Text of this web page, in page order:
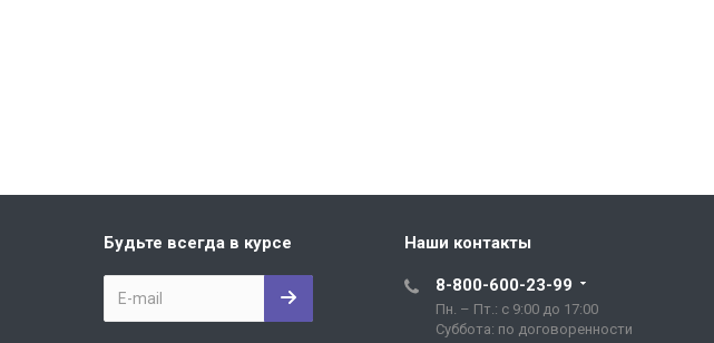
Будьте всегда в курсе Наши контакты
8-800-600-23-99
Пн. – Пт.: с 9:00 до 17:00
Cуббота: по договоренности